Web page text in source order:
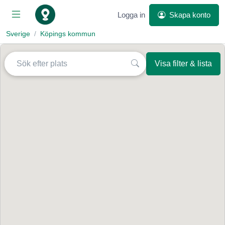
Logga in Skapa konto
Sverige Köpings kommun
Visa filter & lista